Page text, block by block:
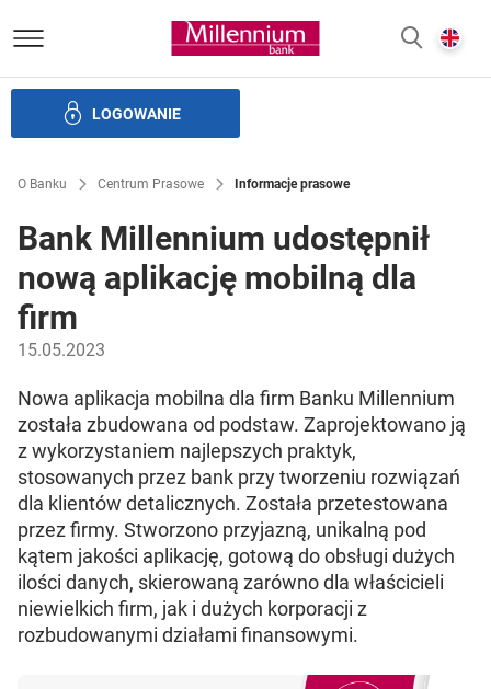
Bank Millennium homepage
LOGOWANIE
O Banku Centrum Prasowe Informacje prasowe
Bank Millennium udostępnił
nową aplikację mobilną dla
firm
15.05.2023
Nowa aplikacja mobilna dla firm Banku Millennium
została zbudowana od podstaw. Zaprojektowano ją
z wykorzystaniem najlepszych praktyk,
stosowanych przez bank przy tworzeniu rozwiązań
dla klientów detalicznych. Została przetestowana
przez firmy. Stworzono przyjazną, unikalną pod
kątem jakości aplikację, gotową do obsługi dużych
ilości danych, skierowaną zarówno dla właścicieli
niewielkich firm, jak i dużych korporacji z
rozbudowanymi działami finansowymi.